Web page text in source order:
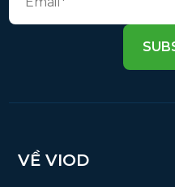
VỀ VIOD